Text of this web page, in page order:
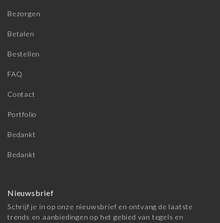
Bezorgen
Betalen
Bestellen
FAQ
Contact
Portfolio
Bedankt
Bedankt
Nieuwsbrief
Schrijf je in op onze nieuwsbrief en ontvang de laatste
trends en aanbiedingen op het gebied van tegels en